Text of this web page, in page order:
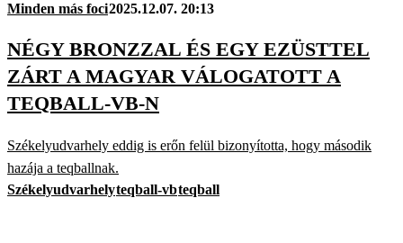
Minden más foci2025.12.07. 20:13
NÉGY BRONZZAL ÉS EGY EZÜSTTEL
ZÁRT A MAGYAR VÁLOGATOTT A
TEQBALL-VB-N
Székelyudvarhely eddig is erőn felül bizonyította, hogy második
hazája a teqballnak.
Székelyudvarhelyteqball-vbteqball